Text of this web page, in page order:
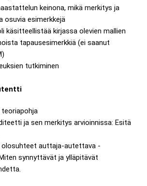
keinona, mikä merkitys ja
osuvia esimerkkejä
käsitteellistää kirjassa olevien mallien
tapausesimerkkiä (ei saanut
tutkiminen
teoriapohja
ja sen merkitys arvioinnissa: Esitä
olosuhteet auttaja-autettava -
synnyttävät ja ylläpitävät